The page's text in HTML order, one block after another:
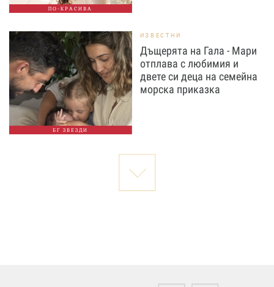
ПО-КРАСИВА
БГ ЗВЕЗДИ
ИЗВЕСТНИ
Дъщерята на Гала - Мари
отплава с любимия и
двете си деца на семейна
морска приказка